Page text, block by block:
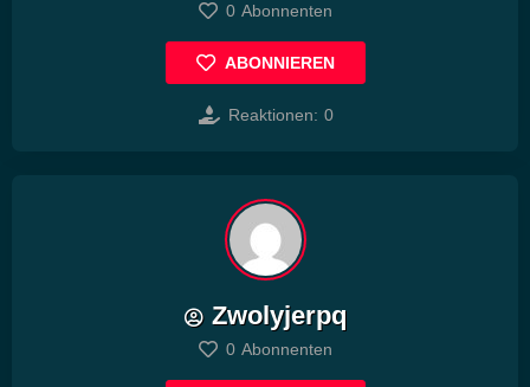
0 Abonnenten
ABONNIEREN
Reaktionen: 0
Zwolyjerpq
0 Abonnenten